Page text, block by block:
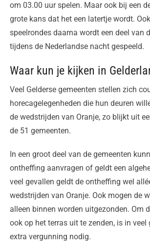
om 03.00 uur spelen. Maar ook bij een
grote kans dat het een latertje wordt.
speelrondes daarna wordt een deel van
tijdens de Nederlandse nacht gespeeld.
Waar kun je kijken in
Veel Gelderse gemeenten stellen zich
horecagelegenheden die hun deuren
de wedstrijden van Oranje, zo blijkt uit
de 51 gemeenten.
In een groot deel van de gemeenten
ontheffing aanvragen of geldt een
veel gevallen geldt de ontheffing wel
wedstrijden van Oranje. Ook mogen de
alleen binnen worden uitgezonden. Om
ook op het terras uit te zenden, is in veel
extra vergunning nodig.